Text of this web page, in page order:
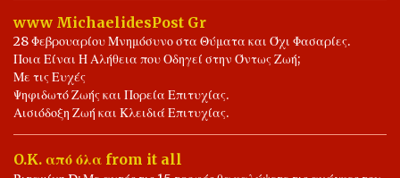
αντιπαραθέτουμε τις δικές μας προτάσεις. Υποθέτουμε πως,
μπορούμε να Ομιλούμε, για Έλειψη Δημοκρατικής Ευαισθησίας.
Ποιους θα ψηφίσεις, την ώρα των Εκλογών, είναι δικό σου ρίσκο.
Αποκλειστικά, δική σου Ευθύνη. Εύχομαι ότι Καλύτερο σε όλους
μας. Ας γίνει του Θεού, και το Καλύτερο για Όλους τους Έλληνες.
Είθε. Ιωάννης ο Φίλος. 🤝📖✍️🌾🌻🌾💖 Ψηφίζω Ελληνικά,
Ελλάδας. 📖⚖️🤝✍️💖❤️💐 Η Δημοκρατία Προσφέρει, Δικαίωμα
www MichaelidesPost Gr
28 Φεβρουαρίου Μνημόσυνο στα Θύματα και Όχι Φασαρίες.
Ποια Είναι Η Αλήθεια που Οδηγεί στην Όντως Ζωή;
Με τις Ευχές
Ψηφιδωτό Ζωής και Πορεία Επιτυχίας.
Αισιόδοξη Ζωή και Κλειδιά Επιτυχίας.
O.K. από όλα from it all